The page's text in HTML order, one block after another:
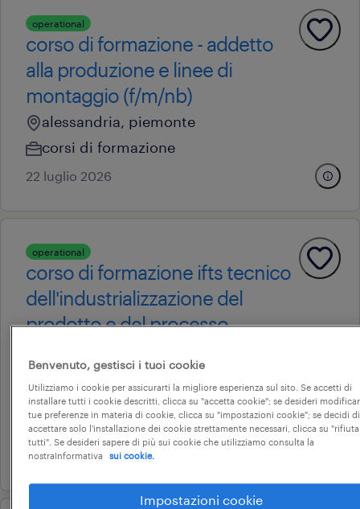
operational
corso di formazione - addetto
alla produzione e linee di
montaggio (f/m/nb)
alessandria, piemonte
corsi di formazione
22 luglio 2026
operational
corso di formazione ifts tecnico
dell'industrializzazione del
prodotto e del processo –
castel bolognese, emilia-romagna
corsi di formazione
22.000 € - 28.000 € annuale
8 giugno 2026
Benvenuto, gestisci i tuoi cookie
Utilizziamo i cookie per assicurarti la migliore esperienza sul sito. Se accetti di
installare tutti i cookie descritti, clicca su "accetta cookie"; se desideri
tue preferenze in materia di cookie, clicca su "impostazioni cookie"; se decidi di
accettare solo l'installazione dei cookie strettamente necessari, clicca su "rifiuta
tutti". Se desideri sapere di più sui cookie che utilizziamo consulta la
nostraInformativa
sui cookie.
Impostazioni cookie